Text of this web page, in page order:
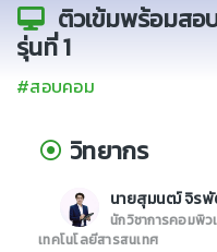
ติวเข้มพร้อมส
รุ่นที่ 1
#สอบคอม
วิทยากร
นายสุมนฒ์ จิร
นักวิชาการคอมพิว
เทคโนโลยีสารสนเทศ